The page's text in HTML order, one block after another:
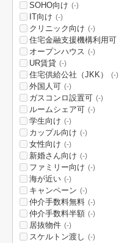
SOHO向け (-)
IT向け (-)
クリニック向け (-)
住宅金融支援機構利用可
オープンハウス (-)
UR賃貸 (-)
住宅供給公社（JKK） (-)
外国人可 (-)
ガスコンロ設置可 (-)
ルームシェア可 (-)
学生向け (-)
カップル向け (-)
女性向け (-)
新婚さん向け (-)
ファミリー向け (-)
海が近い (-)
キャンペーン (-)
仲介手数料無料 (-)
仲介手数料半額 (-)
居抜物件 (-)
スケルトン渡し (-)